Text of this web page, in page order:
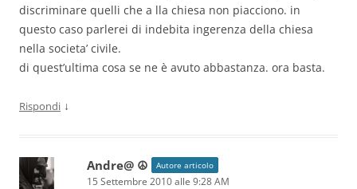
discriminare quelli che a lla chiesa non piacciono. in
questo caso parlerei di indebita ingerenza della chiesa
nella societa’ civile.
di quest’ultima cosa se ne è avuto abbastanza. ora basta.
Rispondi ↓
Andre@ ☮ Autore articolo
15 Settembre 2010 alle 9:28 AM